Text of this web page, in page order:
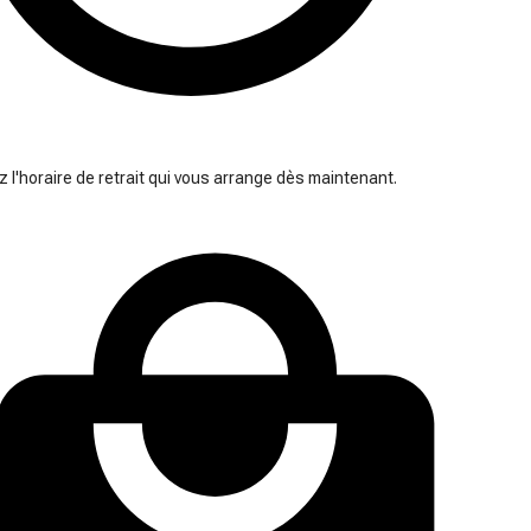
l'horaire de retrait qui vous arrange dès maintenant.